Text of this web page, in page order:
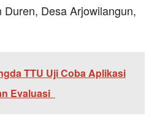
Desa Arjowilangun,
TTU Uji Coba Aplikasi
Evaluasi